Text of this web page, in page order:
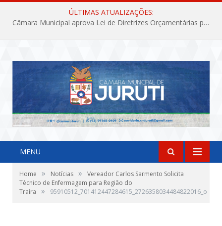
ÚLTIMAS ATUALIZAÇÕES:
Câmara Municipal aprova Lei de Diretrizes Orçamentárias para o exercício financeiro de 2027
MENU
Home » Notícias »
Vereador Carlos Sarmento Solicita
Técnico de Enfermagem para Região do
Traíra
» 95910512_701412447284615_2726358034484822016_o